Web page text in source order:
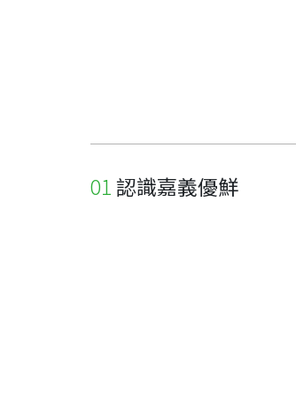
認識嘉義優鮮